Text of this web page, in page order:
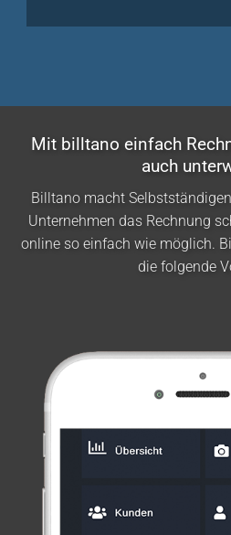
Mit billtano einfach
auch
Billtano macht
Unternehmen das Rechnung
online so einfach wie möglich.
die folgende